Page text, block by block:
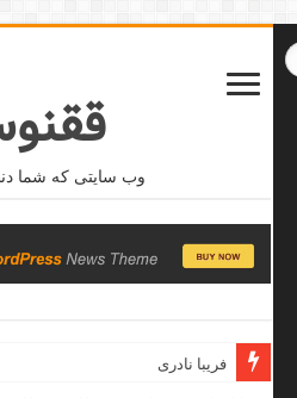
وب سایتی که شما
فریبا نادری